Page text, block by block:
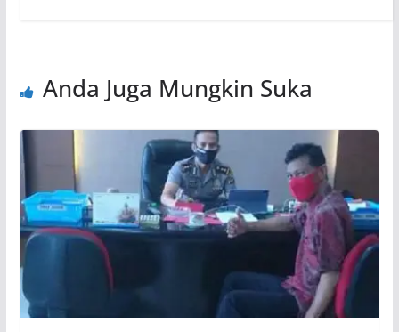
Anda Juga Mungkin Suka